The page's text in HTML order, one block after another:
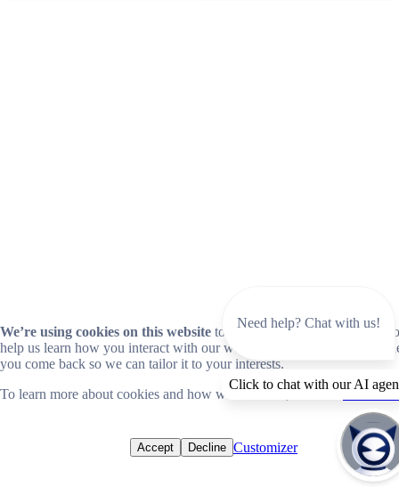
We’re using cookies on this website to improve your experience.
help us learn how you interact with our website and remember you
you come back so we can tailor it to your interests.
To learn more about cookies and how we use them, read ourcookie
Accept Decline Customizer
Need help? Chat with us!
Click to chat with our AI